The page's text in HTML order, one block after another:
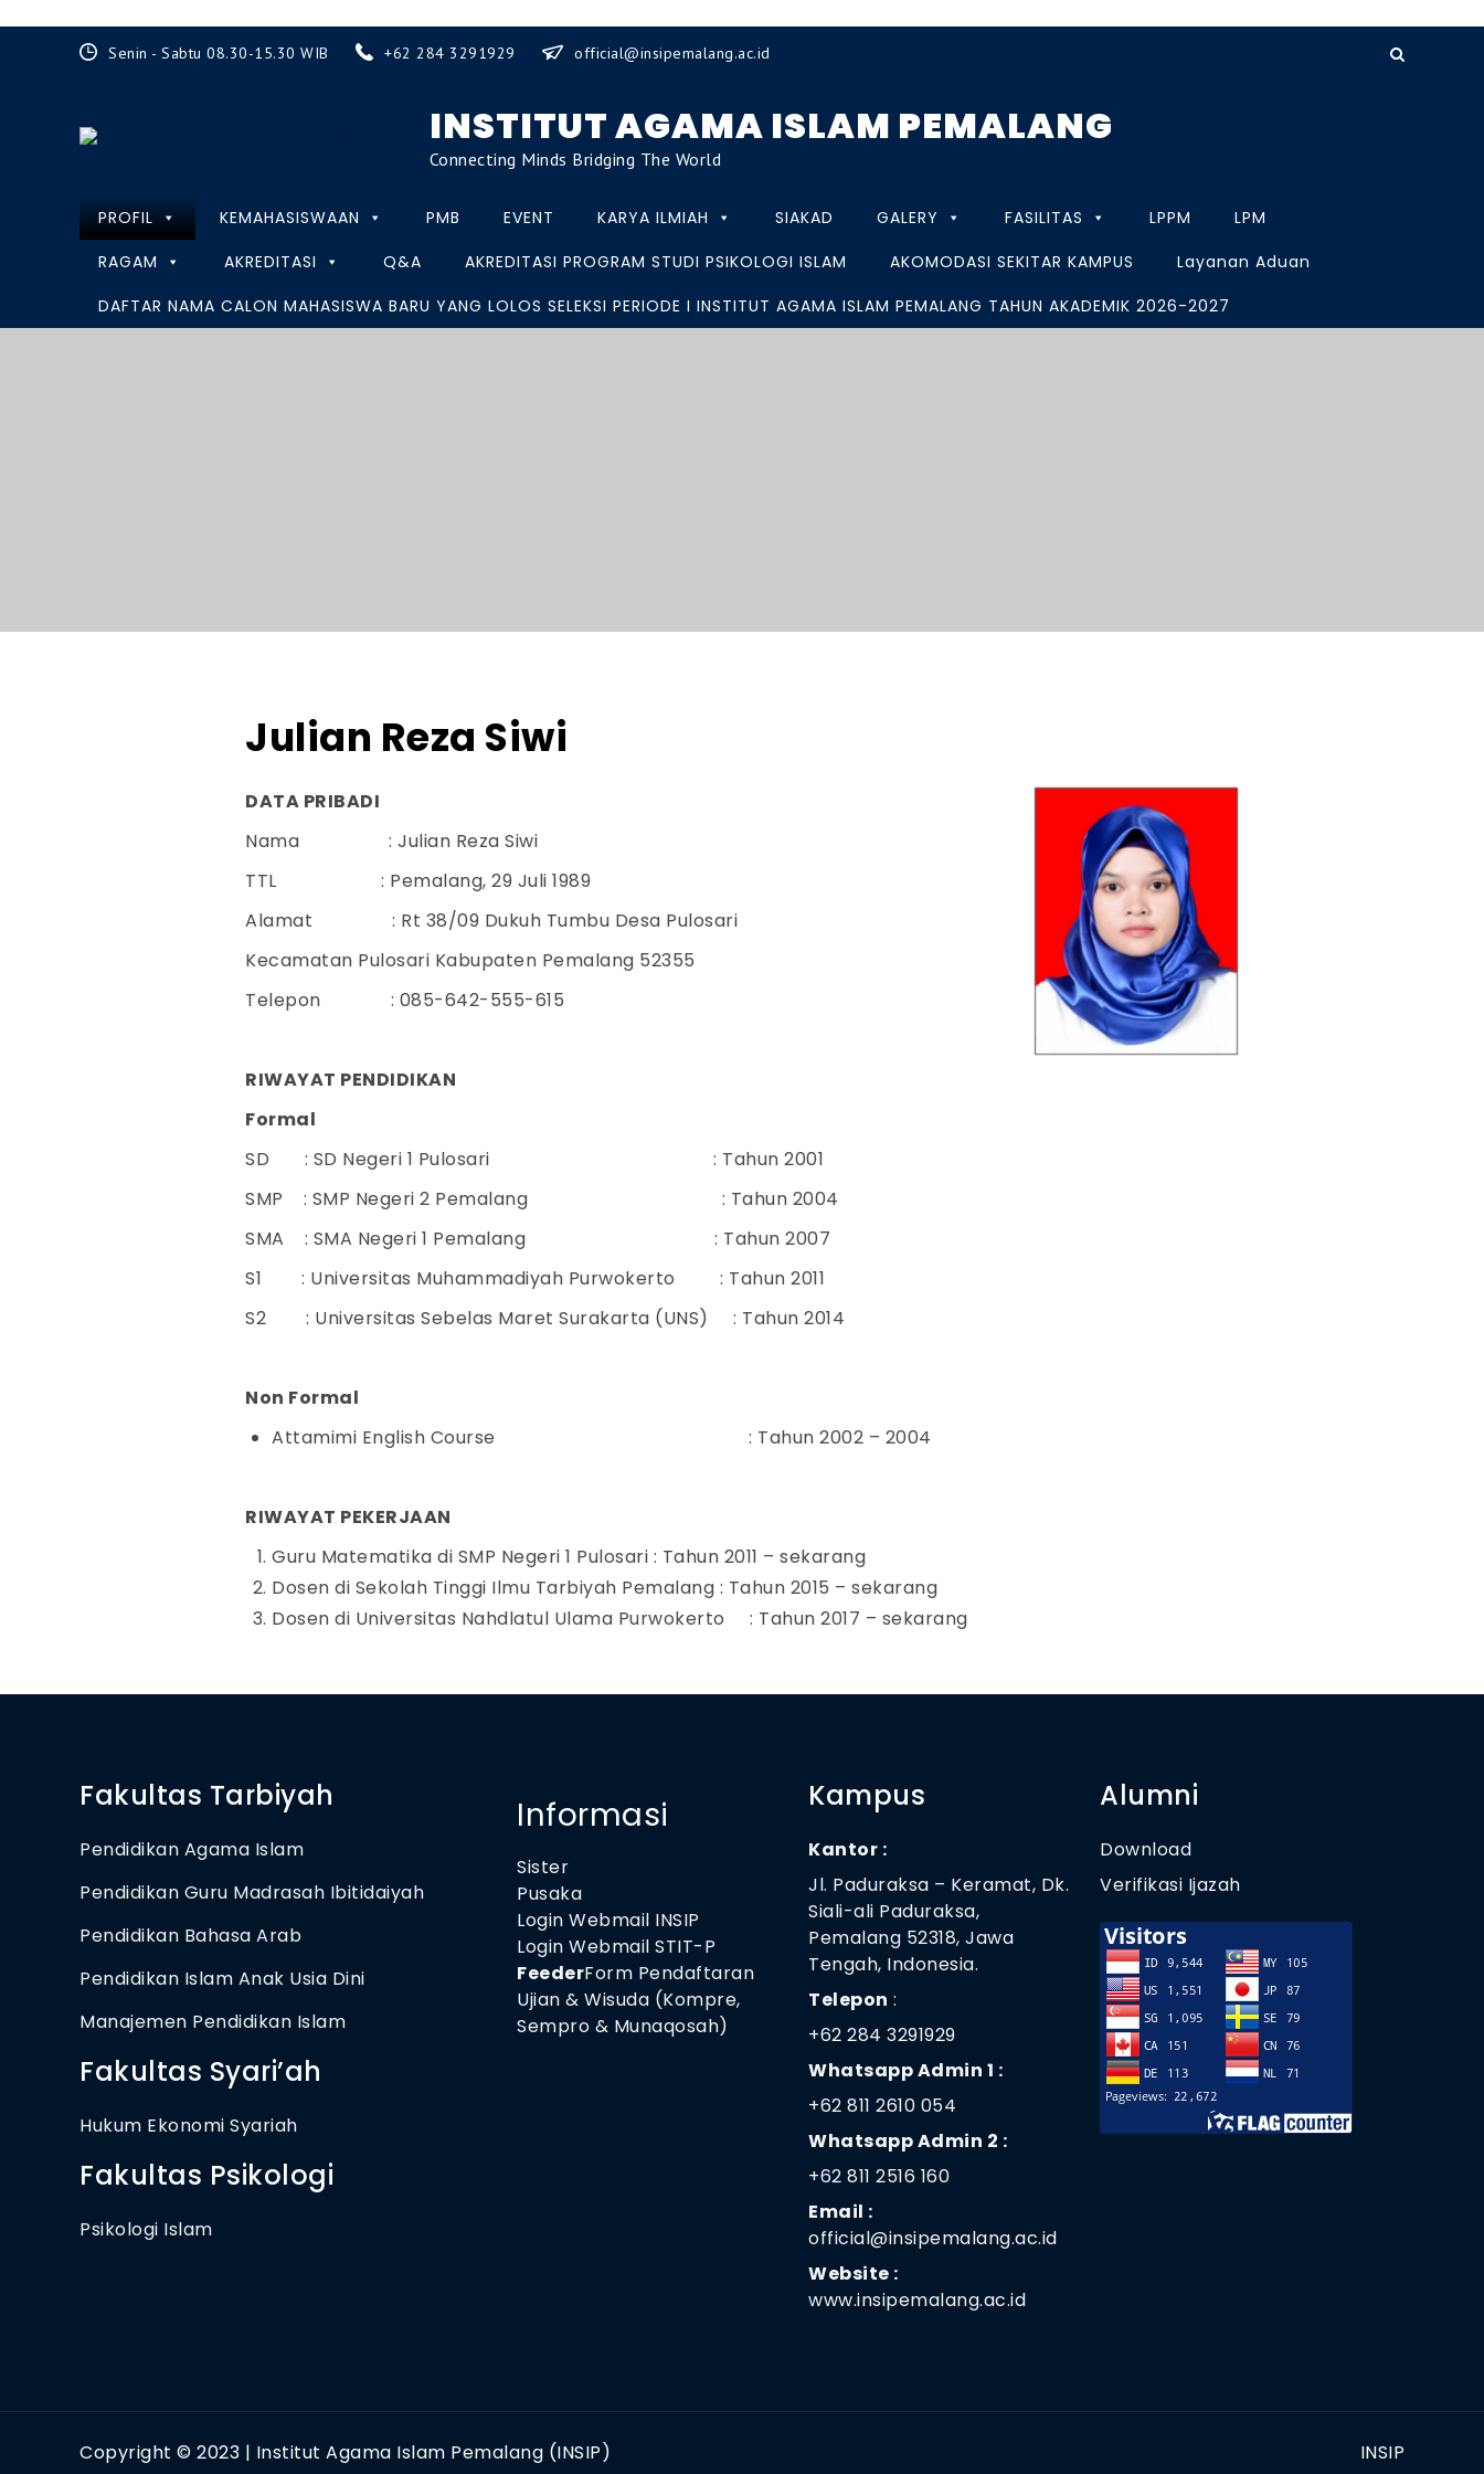
Senin - Sabtu 08.30-15.30 WIB +62 284 3291929 official@insipemalang.ac.id
INSTITUT AGAMA ISLAM PEMALANG
Connecting Minds Bridging The World
PROFIL KEMAHASISWAAN PMB EVENT KARYA ILMIAH SIAKAD GALERY FASILITAS LPPM
LPM
RAGAM
AKREDITASI Q&A AKREDITASI PROGRAM STUDI PSIKOLOGI ISLAM AKOMODASI SEKITAR KAMPUS
Layanan Aduan
DAFTAR NAMA CALON MAHASISWA BARU YANG LOLOS SELEKSI PERIODE I INSTITUT AGAMA ISLAM PEMALANG TAHUN AKADEMIK 2026-2027
Julian Reza Siwi
DATA PRIBADI
Nama : Julian Reza Siwi
TTL : Pemalang, 29 Juli 1989
Alamat : Rt 38/09 Dukuh Tumbu Desa Pulosari
Kecamatan Pulosari Kabupaten Pemalang 52355
Telepon : 085-642-555-615
RIWAYAT PENDIDIKAN
Formal
SD : SD Negeri 1 Pulosari : Tahun 2001
SMP : SMP Negeri 2 Pemalang : Tahun 2004
SMA : SMA Negeri 1 Pemalang : Tahun 2007
S1 : Universitas Muhammadiyah Purwokerto : Tahun 2011
S2 : Universitas Sebelas Maret Surakarta (UNS) : Tahun 2014
Non Formal
Attamimi English Course : Tahun 2002 – 2004
RIWAYAT PEKERJAAN
Guru Matematika di SMP Negeri 1 Pulosari : Tahun 2011 – sekarang
Dosen di Sekolah Tinggi Ilmu Tarbiyah Pemalang : Tahun 2015 – sekarang
Dosen di Universitas Nahdlatul Ulama Purwokerto : Tahun 2017 – sekarang
Fakultas Tarbiyah
Pendidikan Agama Islam
Pendidikan Guru Madrasah Ibitidaiyah
Pendidikan Bahasa Arab
Pendidikan Islam Anak Usia Dini
Manajemen Pendidikan Islam
Fakultas Syari’ah
Hukum Ekonomi Syariah
Fakultas Psikologi
Psikologi Islam
Informasi
Sister
Pusaka
Login Webmail INSIP
Login Webmail STIT-P
FeederForm Pendaftaran
Ujian & Wisuda (Kompre,
Sempro & Munaqosah)
Kampus
Kantor :
Jl. Paduraksa – Keramat, Dk.
Siali-ali Paduraksa,
Pemalang 52318, Jawa
Tengah, Indonesia.
Telepon :
+62 284 3291929
Whatsapp Admin 1 :
+62 811 2610 054
Whatsapp Admin 2 :
+62 811 2516 160
Email :
official@insipemalang.ac.id
Website :
www.insipemalang.ac.id
Alumni
Download
Verifikasi Ijazah
Copyright © 2023 | Institut Agama Islam Pemalang (INSIP) INSIP